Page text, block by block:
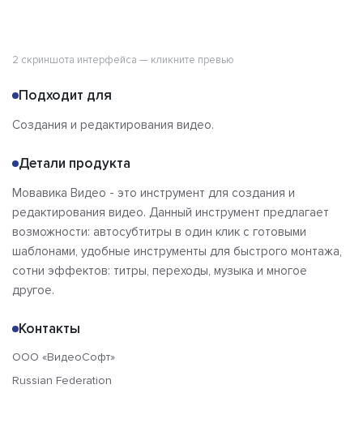
2 скриншота интерфейса — кликните превью
Подходит для
Создания и редактирования видео.
Детали продукта
Мовавика Видео - это инструмент для создания и
редактирования видео. Данный инструмент предлагает
возможности: автосубтитры в один клик с готовыми
шаблонами, удобные инструменты для быстрого монтажа,
сотни эффектов: титры, переходы, музыка и многое
другое.
Контакты
ООО «ВидеоСофт»
Russian Federation